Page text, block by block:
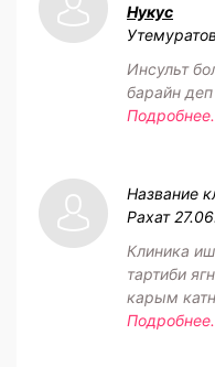
Нукус
Инсульт
барайн
Название
Рахат
Клиника
тартиби
карым